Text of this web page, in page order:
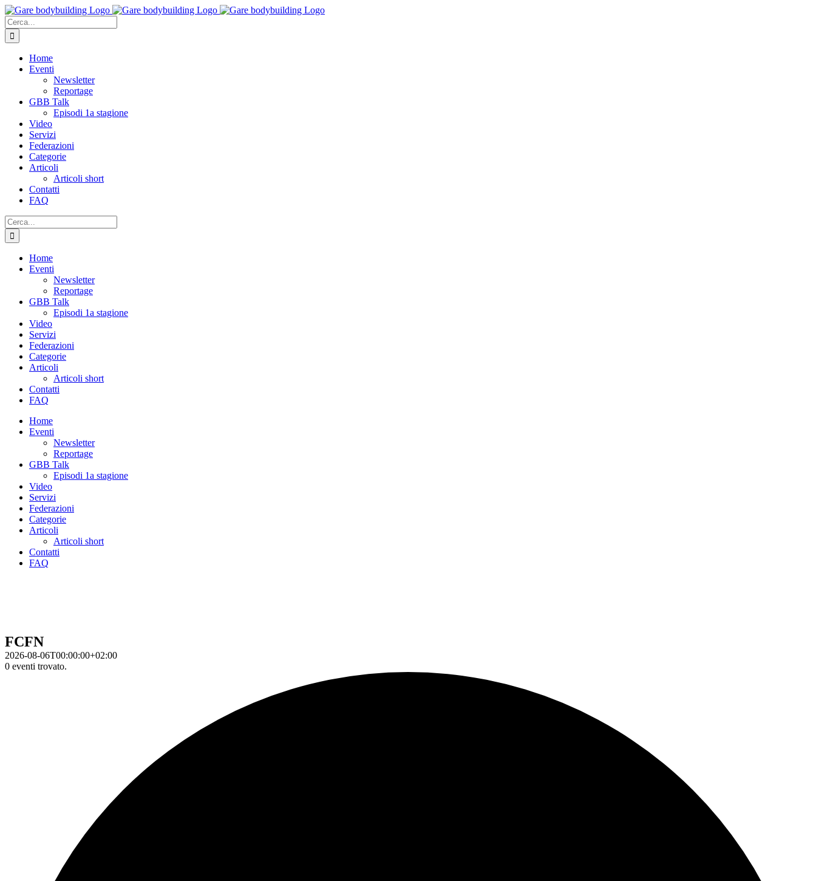
Salta
al
contenuto
Cerca
per:
Home
Eventi
Newsletter
Reportage
GBB Talk
Episodi 1a stagione
Video
Servizi
Federazioni
Categorie
Articoli
Articoli short
Contatti
FAQ
Cerca
per:
Home
Eventi
Newsletter
Reportage
GBB Talk
Episodi 1a stagione
Video
Servizi
Federazioni
Categorie
Articoli
Articoli short
Contatti
FAQ
Home
Eventi
Newsletter
Reportage
GBB Talk
Episodi 1a stagione
Video
Servizi
Federazioni
Categorie
Articoli
Articoli short
Contatti
FAQ
FCFN
2026-08-06T00:00:00+02:00
0 eventi trovato.